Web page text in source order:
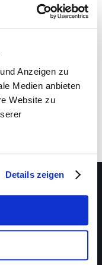
Anzeigen zu
Medien anbieten
Website zu
Details zeigen